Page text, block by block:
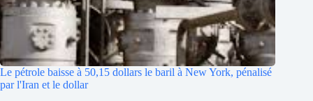
Le pétrole baisse à 50,15 dollars le baril à New York, pénalisé
par l'Iran et le dollar